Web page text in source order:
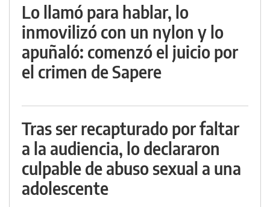
Lo llamó para hablar, lo
inmovilizó con un nylon y lo
apuñaló: comenzó el juicio por
el crimen de Sapere
Tras ser recapturado por faltar
a la audiencia, lo declararon
culpable de abuso sexual a una
adolescente